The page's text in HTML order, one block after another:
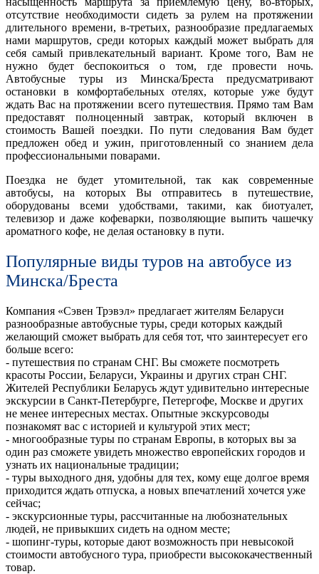
отсутствие необходимости сидеть за рулем на протяжении
длительного времени, в-третьих, разнообразие предлагаемых
нами маршрутов, среди которых каждый может выбрать для
себя самый привлекательный вариант. Кроме того, Вам не
нужно будет беспокоиться о том, где провести ночь.
Автобусные туры из Минска/Бреста предусматривают
остановки в комфортабельных отелях, которые уже будут
ждать Вас на протяжении всего путешествия. Прямо там Вам
предоставят полноценный завтрак, который включен в
стоимость Вашей поездки. По пути следования Вам будет
предложен обед и ужин, приготовленный со знанием дела
профессиональными поварами.
Поездка не будет утомительной, так как современные
автобусы, на которых Вы отправитесь в путешествие,
оборудованы всеми удобствами, такими, как биотуалет,
телевизор и даже кофеварки, позволяющие выпить чашечку
ароматного кофе, не делая остановку в пути.
Популярные виды туров на автобусе из
Минска/Бреста
Компания «Сэвен Трэвэл» предлагает жителям Беларуси
разнообразные автобусные туры, среди которых каждый
желающий сможет выбрать для себя тот, что заинтересует его
больше всего:
- путешествия по странам СНГ. Вы сможете посмотреть
красоты России, Беларуси, Украины и других стран СНГ.
Жителей Республики Беларусь ждут удивительно интересные
экскурсии в Санкт-Петербурге, Петергофе, Москве и других
не менее интересных местах. Опытные экскурсоводы
познакомят вас с историей и культурой этих мест;
- многообразные туры по странам Европы, в которых вы за
один раз сможете увидеть множество европейских городов и
узнать их национальные традиции;
- туры выходного дня, удобны для тех, кому еще долгое время
приходится ждать отпуска, а новых впечатлений хочется уже
сейчас;
- экскурсионные туры, рассчитанные на любознательных
людей, не привыкших сидеть на одном месте;
- шопинг-туры, которые дают возможность при невысокой
стоимости автобусного тура, приобрести высококачественный
товар.